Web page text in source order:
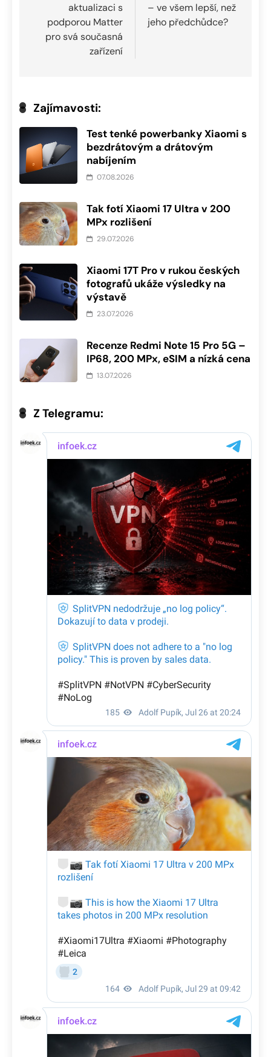
příspěvek
aktualizaci s
podporou Matter
pro svá současná
zařízení
– ve všem lepší, než
jeho předchůdce?
Zajímavosti:
Test tenké powerbanky Xiaomi s
bezdrátovým a drátovým
nabíjením
07.08.2026
Tak fotí Xiaomi 17 Ultra v 200
MPx rozlišení
29.07.2026
Xiaomi 17T Pro v rukou českých
fotografů ukáže výsledky na
výstavě
23.07.2026
Recenze Redmi Note 15 Pro 5G –
IP68, 200 MPx, eSIM a nízká cena
13.07.2026
Z Telegramu: